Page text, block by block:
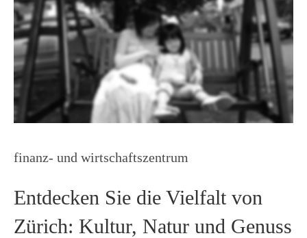
finanz- und wirtschaftszentrum
Entdecken Sie die Vielfalt von
Zürich: Kultur, Natur und Genuss